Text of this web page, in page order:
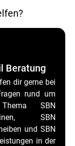
Beratung
dir gerne bei
rund um
SBN
SBN
und SBN
in der